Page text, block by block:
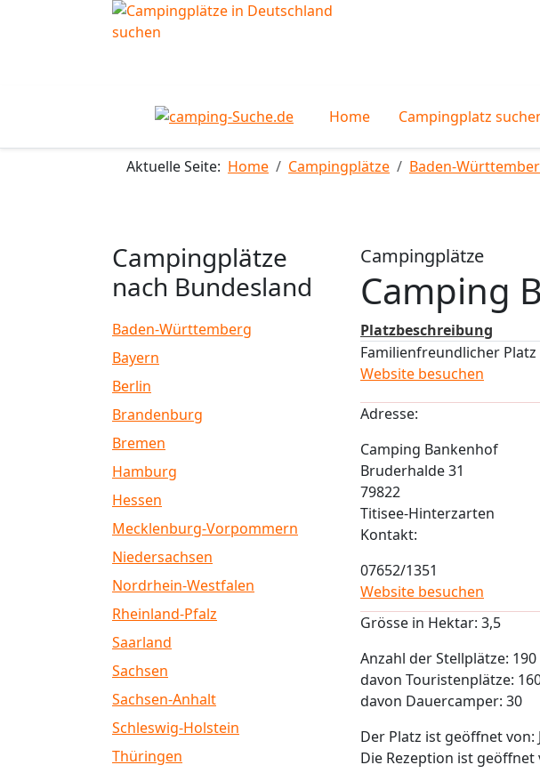
Home Campingplatz
Aktuelle Seite: Home Campingplätze Baden-
Campingplätze
nach Bundesland
Baden-Württemberg
Bayern
Berlin
Brandenburg
Bremen
Hamburg
Hessen
Mecklenburg-Vorpommern
Niedersachsen
Nordrhein-Westfalen
Rheinland-Pfalz
Saarland
Sachsen
Sachsen-Anhalt
Schleswig-Holstein
Thüringen
Campingplätze
Camping
Platzbeschreibung
Familienfreundlicher
Website besuchen
Adresse:
Camping Bankenhof
Bruderhalde 31
79822
Titisee-Hinterzarten
Kontakt:
07652/1351
Website besuchen
Grösse in Hektar: 3,5
Anzahl der Stellplätze: 190
davon Touristenplätze:
davon Dauercamper: 30
Der Platz ist geöffnet von:
Die Rezeption ist geöffnet